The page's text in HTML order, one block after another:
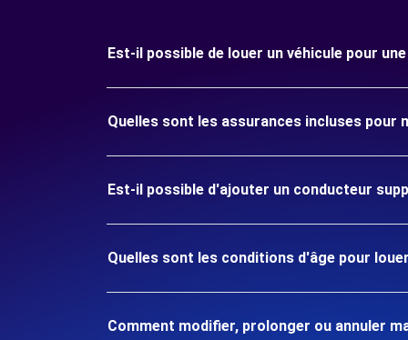
Est-il possible de louer un véhicule pour
Quelles sont les assurances incluses pour
Est-il possible d'ajouter un conducteur
Quelles sont les conditions d'âge pour
Comment modifier, prolonger ou annuler